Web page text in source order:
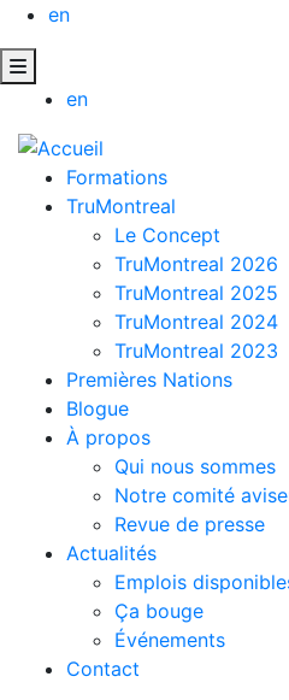
en
en
Formations
TruMontreal
Le Concept
TruMontreal 2026
TruMontreal 2025
TruMontreal 2024
TruMontreal 2023
Premières Nations
Blogue
À propos
Qui nous sommes
Notre comité
Revue de presse
Actualités
Emplois
Ça bouge
Événements
Contact